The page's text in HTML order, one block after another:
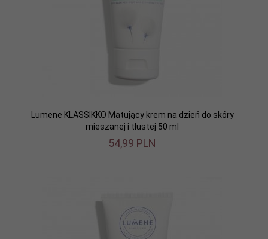
Lumene KLASSIKKO Matujący krem na dzień do skóry
mieszanej i tłustej 50 ml
54,99 PLN